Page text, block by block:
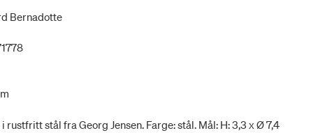
Bernadotte
stål fra Georg Jensen. Farge: stål. Mål: H: 3,3 x Ø 7,4